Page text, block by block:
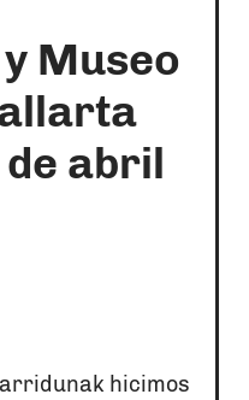
Museo
abril
hicimos